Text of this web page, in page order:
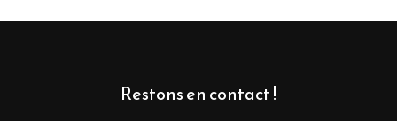
Restons en contact !